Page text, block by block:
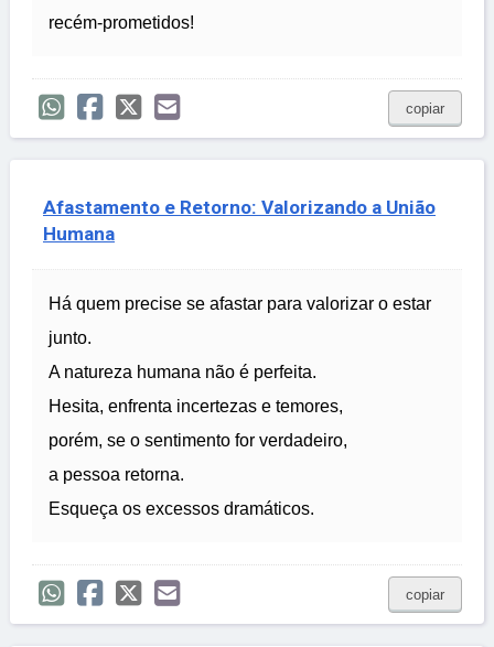
recém-prometidos!
copiar
Afastamento e Retorno: Valorizando a União
Humana
Há quem precise se afastar para valorizar o estar
junto.
A natureza humana não é perfeita.
Hesita, enfrenta incertezas e temores,
porém, se o sentimento for verdadeiro,
a pessoa retorna.
Esqueça os excessos dramáticos.
copiar